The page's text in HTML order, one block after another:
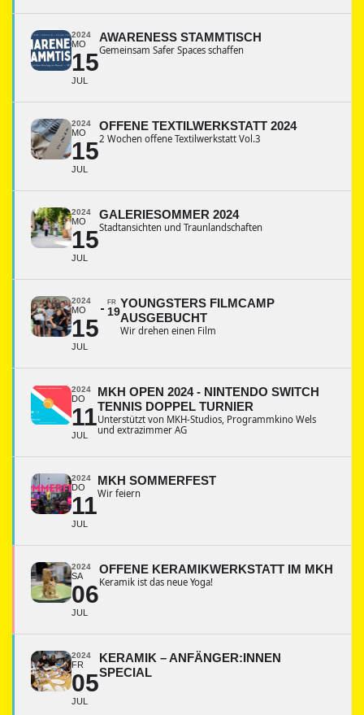
2024
MO
15
JUL
AWARENESS STAMMTISCH
Gemeinsam Safer Spaces schaffen
2024
MO
15
JUL
OFFENE TEXTILWERKSTATT 2024
2 Wochen offene Textilwerkstatt Vol.3
2024
MO
15
JUL
GALERIESOMMER 2024
Stadtansichten und Traunlandschaften
2024
MO
15
JUL
FR
19
YOUNGSTERS FILMCAMP
AUSGEBUCHT
Wir drehen einen Film
2024
DO
11
JUL
MKH OPEN 2024 - NINTENDO SWITCH
TENNIS DOPPEL TURNIER
Unterstützt von MKH-Studios, Programmkino Wels
und extrazimmer AG
2024
DO
11
JUL
MKH SOMMERFEST
Wir feiern
2024
SA
06
JUL
OFFENE KERAMIKWERKSTATT IM MKH
Keramik ist das neue Yoga!
2024
FR
05
JUL
KERAMIK – ANFÄNGER:INNEN
SPECIAL